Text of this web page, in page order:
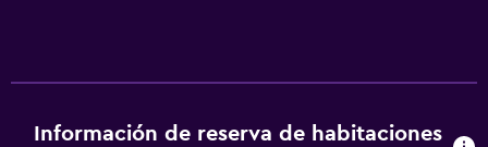
Información de reserva de habitaciones